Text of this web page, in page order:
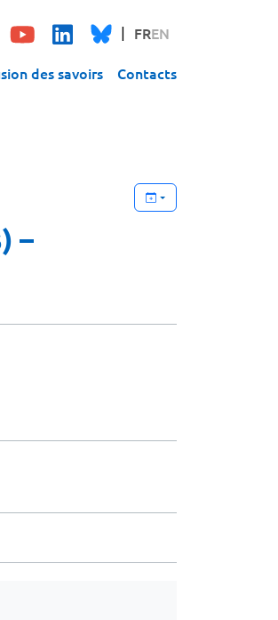
FREN
des savoirs Contacts
–